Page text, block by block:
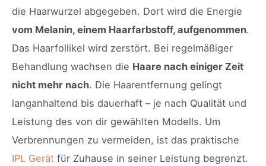
die Haarwurzel abgegeben. Dort wird die Energie
vom Melanin, einem Haarfarbstoff, aufgenommen.
Das Haarfollikel wird zerstört. Bei regelmäßiger
Behandlung wachsen die Haare nach einiger Zeit
nicht mehr nach. Die Haarentfernung gelingt
langanhaltend bis dauerhaft – je nach Qualität und
Leistung des von dir gewählten Modells. Um
Verbrennungen zu vermeiden, ist das praktische
IPL Gerät für Zuhause in seiner Leistung begrenzt.